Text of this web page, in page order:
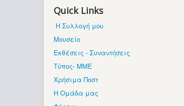
Quick Links
Η Συλλογή μου
Μουσείο
Εκθέσεις - Συναντήσεις
Τύπος- ΜΜΕ
Χρήσιμα Ποστ
Η Ομάδα μας